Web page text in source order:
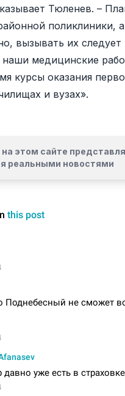
Тюленев. –
поликлиники,
вызывать их следует
медицинские
курсы оказания
и вузах».
этом сайте
реальными новостями